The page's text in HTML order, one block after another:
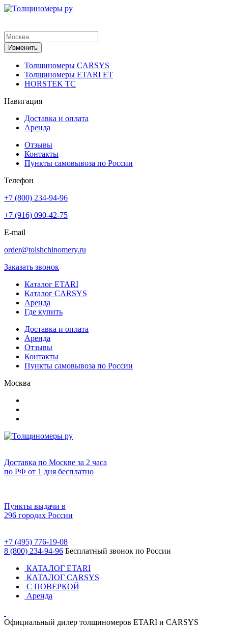
Изменить
Толщиномеры CARSYS
Толщиномеры ETARI ET
HORSTEK TC
Навигация
Доставка и оплата
Аренда
Отзывы
Контакты
Пункты самовывоза по России
Телефон
+7 (800) 234-94-96
+7 (916) 090-42-75
E-mail
order@tolshchinomery.ru
Заказать звонок
Каталог ETARI
Каталог CARSYS
Аренда
Где купить
Доставка и оплата
Аренда
Отзывы
Контакты
Пункты самовывоза по России
Москва
Доставка по Москве за 2 часа
по РФ от 1 дня бесплатно
Пункты выдачи в
296 городах России
+7 (495) 776-19-08
8 (800) 234-94-96 Бесплатный звонок по России
КАТАЛОГ ETARI
КАТАЛОГ CARSYS
С ПОВЕРКОЙ
Аренда
Официальный дилер толщиномеров ETARI и CARSYS